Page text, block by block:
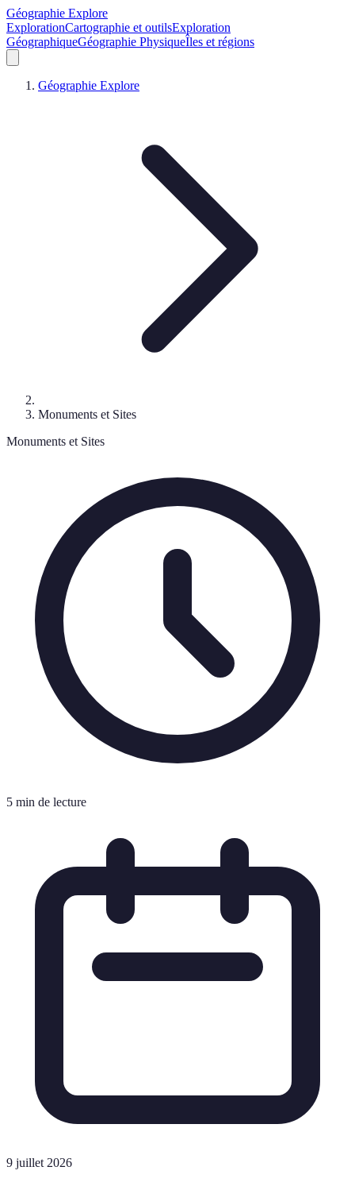
Géographie Explore
ExplorationCartographie et outilsExploration
GéographiqueGéographie PhysiqueÎles et régions
Géographie Explore
Monuments et Sites
Monuments et Sites
5 min de lecture
9 juillet 2026